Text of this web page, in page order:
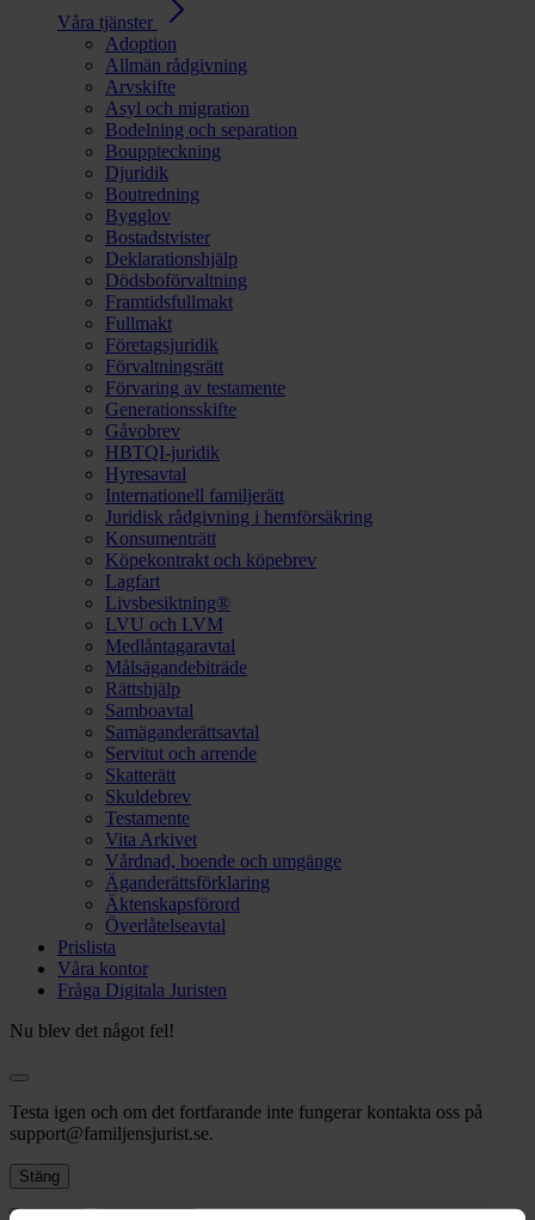
Våra tjänster
Adoption
Allmän rådgivning
Arvskifte
Asyl och migration
Bodelning och separation
Bouppteckning
Djuridik
Boutredning
Bygglov
Bostadstvister
Deklarationshjälp
Dödsboförvaltning
Framtidsfullmakt
Fullmakt
Företagsjuridik
Förvaltningsrätt
Förvaring av testamente
Generationsskifte
Gåvobrev
HBTQI-juridik
Hyresavtal
Internationell familjerätt
Juridisk rådgivning i hemförsäkring
Konsumenträtt
Köpekontrakt och köpebrev
Lagfart
Livsbesiktning®
LVU och LVM
Medlåntagaravtal
Målsägandebiträde
Rättshjälp
Samboavtal
Samäganderättsavtal
Servitut och arrende
Skatterätt
Skuldebrev
Testamente
Vita Arkivet
Vårdnad, boende och umgänge
Äganderättsförklaring
Äktenskapsförord
Överlåtelseavtal
Prislista
Våra kontor
Fråga Digitala Juristen
Nu blev det något fel!
Testa igen och om det fortfarande inte fungerar kontakta oss på
support@familjensjurist.se.
Stäng